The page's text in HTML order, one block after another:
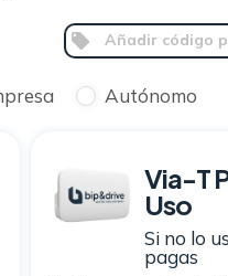
Añadir código
Autónomo
Via-T
Uso
Si no lo
pagas